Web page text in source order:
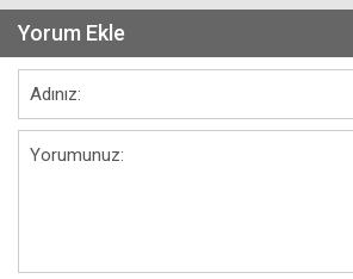
Yorum Ekle